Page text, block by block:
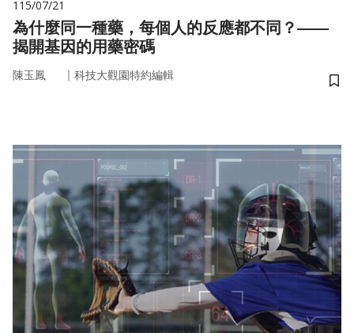
115/07/21
為什麼同一種藥，每個人的反應都不同？——
揭開基因的用藥密碼
陳玉鳳 ｜ 科技大觀園特約編輯
儲